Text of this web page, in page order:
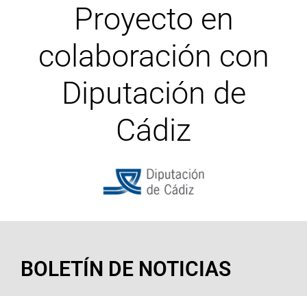
Proyecto en
colaboración con
Diputación de
Cádiz
BOLETÍN DE NOTICIAS